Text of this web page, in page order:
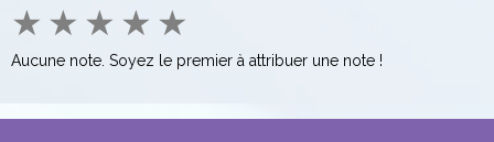
★ ★ ★ ★ ★
Aucune note. Soyez le premier à attribuer une note !